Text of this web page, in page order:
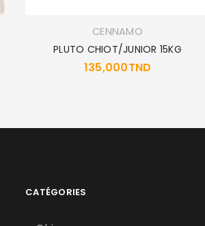
CENNAMO
PLUTO CHIOT/JUNIOR 15KG
135,000TND
CATÉGORIES